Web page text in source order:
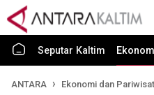
Seputar Kaltim
ANTARA Ekonomi dan